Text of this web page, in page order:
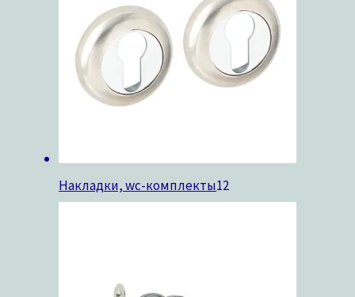
Накладки, wc-комплекты12